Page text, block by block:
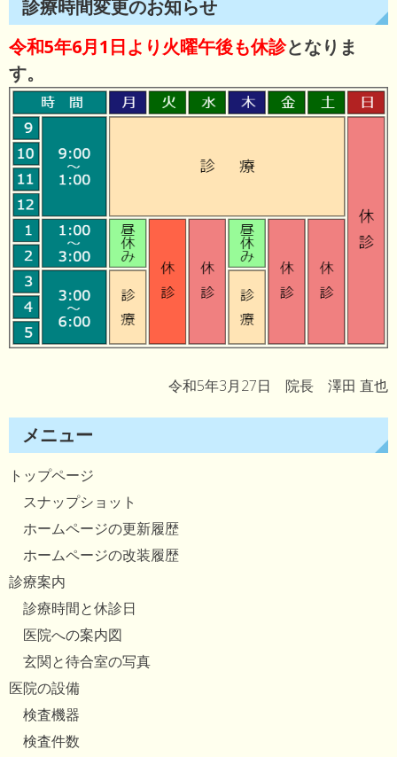
診療時間変更のお知らせ
令和5年6月1日より火曜午後も休診となりま
す。
令和5年3月27日 院長 澤田 直也
メニュー
トップページ
スナップショット
ホームページの更新履歴
ホームページの改装履歴
診療案内
診療時間と休診日
医院への案内図
玄関と待合室の写真
医院の設備
検査機器
検査件数